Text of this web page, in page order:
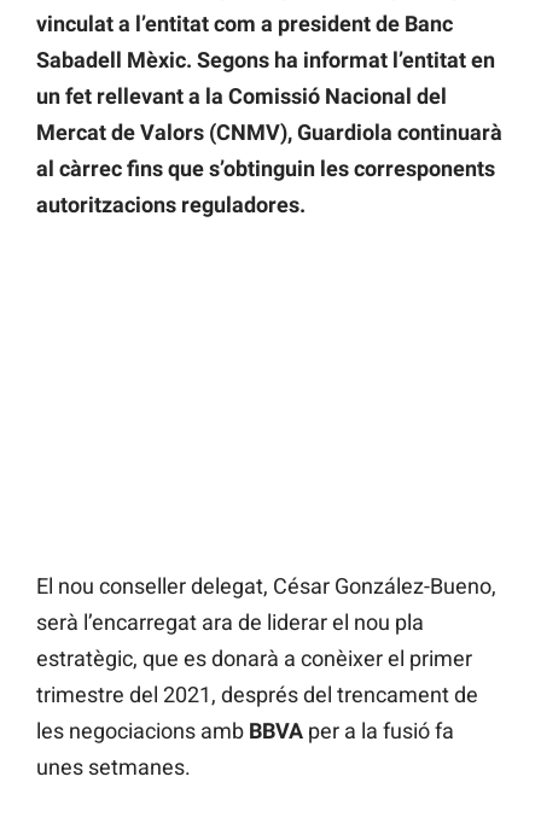
vinculat a l’entitat com a president de Banc
Sabadell Mèxic. Segons ha informat l’entitat en
un fet rellevant a la Comissió Nacional del
Mercat de Valors (CNMV), Guardiola continuarà
al càrrec fins que s’obtinguin les corresponents
autoritzacions reguladores.
El nou conseller delegat, César González-Bueno,
serà l’encarregat ara de liderar el nou pla
estratègic, que es donarà a conèixer el primer
trimestre del 2021, després del trencament de
les negociacions amb BBVA per a la fusió fa
unes setmanes.